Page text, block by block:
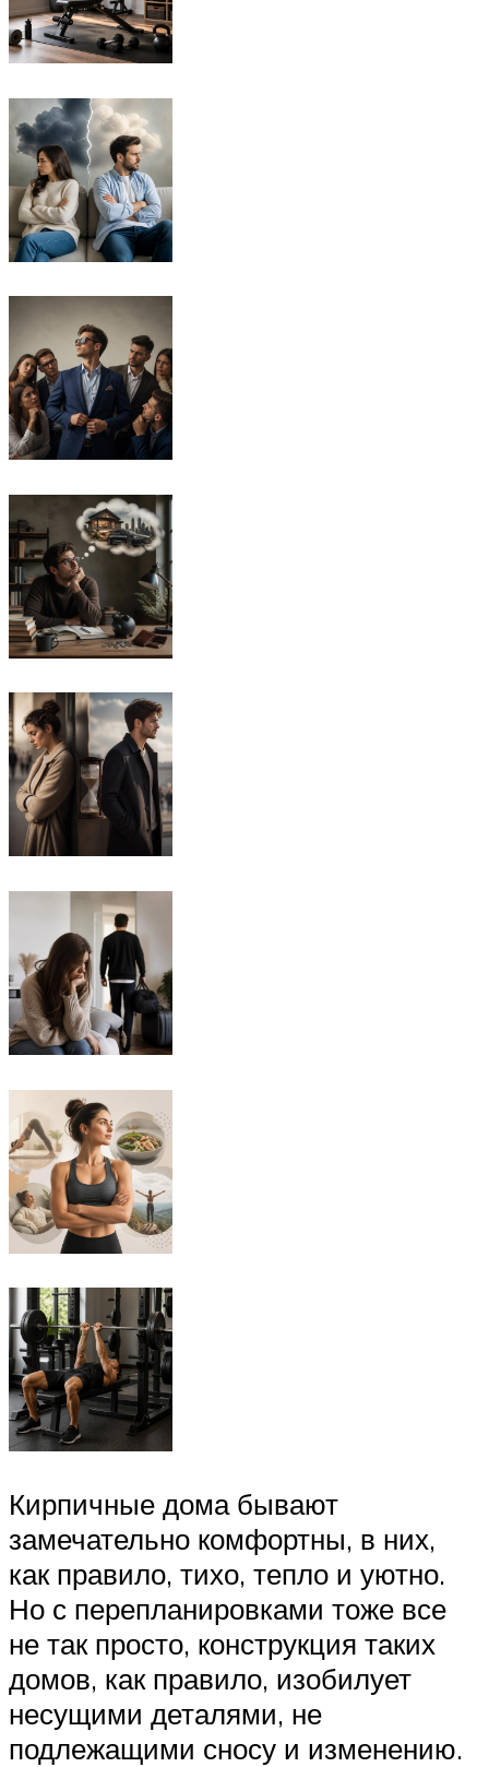
Кирпичные дома бывают
замечательно комфортны, в них,
как правило, тихо, тепло и уютно.
Но с перепланировками тоже все
не так просто, конструкция таких
домов, как правило, изобилует
несущими деталями, не
подлежащими сносу и изменению.